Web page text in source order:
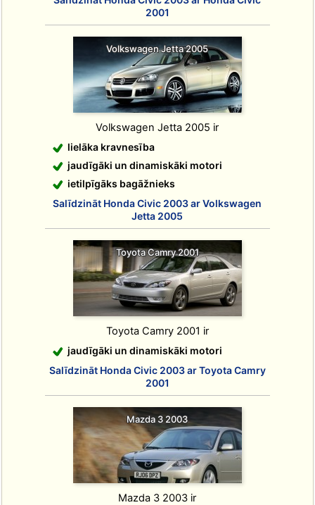
2001
Volkswagen Jetta 2005
Volkswagen Jetta 2005 ir
lielāka kravnesība
jaudīgāki un dinamiskāki motori
ietilpīgāks bagāžnieks
Salīdzināt Honda Civic 2003 ar Volkswagen
Jetta 2005
Toyota Camry 2001
Toyota Camry 2001 ir
jaudīgāki un dinamiskāki motori
Salīdzināt Honda Civic 2003 ar Toyota Camry
2001
Mazda 3 2003
Mazda 3 2003 ir